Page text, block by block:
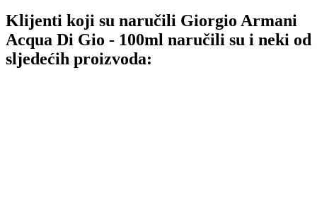
Klijenti koji su naručili Giorgio Armani
Acqua Di Gio - 100ml naručili su i neki od
sljedećih proizvoda: